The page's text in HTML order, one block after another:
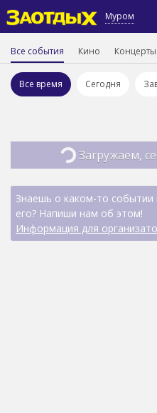
Муром
Все события Кино
Все время Сегодня
Загружаем,
Знаешь о каком-то
его? Напиши нам об этом!
Информация для